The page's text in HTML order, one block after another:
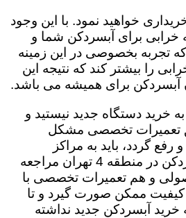
خواهید نمود. با این وجود
خرابی برای آبسردکن شما و
تجربه بخصوصی در این زمینه
را بیشتر کند که نتیجه این
آبسردکن برای همیشه می باشد.
خرید دستگاه جدید نیستید و
تعمیرات تخصصی مشکل
گردد، باید به مراکز
تخصصی تعمیرات آبسردکن در منطقه 4 تهران مراجعه
و هم تعمیرات تخصصی با
کیفیت ممکن صورت گیرد و تا
خرید آبسردکن جدید نداشته